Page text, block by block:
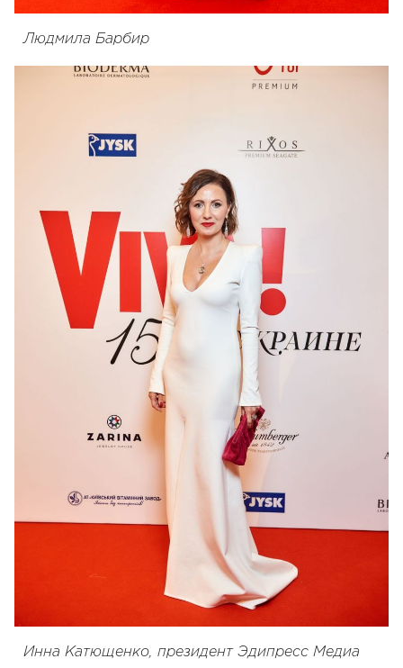
Людмила Барбир
Инна Катющенко, президент Эдипресс Медиа